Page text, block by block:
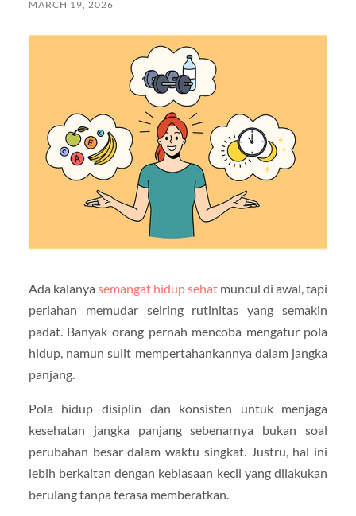
MARCH 19, 2026
Ada kalanya semangat hidup sehat muncul di awal, tapi
perlahan memudar seiring rutinitas yang semakin
padat. Banyak orang pernah mencoba mengatur pola
hidup, namun sulit mempertahankannya dalam jangka
panjang.
Pola hidup disiplin dan konsisten untuk menjaga
kesehatan jangka panjang sebenarnya bukan soal
perubahan besar dalam waktu singkat. Justru, hal ini
lebih berkaitan dengan kebiasaan kecil yang dilakukan
berulang tanpa terasa memberatkan.